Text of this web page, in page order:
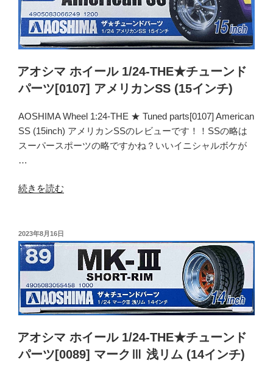
ー
ル
1/24-
THE★
チ
ン
ド
パ
[0108]
イ
デ
ィ
ッ
シ
ュ
(15
イ
ン
アオシマ ホイール 1/24-THE★チューンド
パーツ[0107] アメリカンSS (15インチ)
AOSHIMA Wheel 1:24-THE ★ Tuned parts[0107] American
SS (15inch) アメリカンSSのレビューです！！SSの略は
スーパースポーツの略ですかね？いいイニシャルボケが
…
“ア
マ
ホ
イ
ル
1/24-
チ
続きを読む
投
稿
日:
2023年8月16日
アオシマ ホイール 1/24-THE★チューンド
パーツ[0089] マークⅢ 浅リム (14インチ)